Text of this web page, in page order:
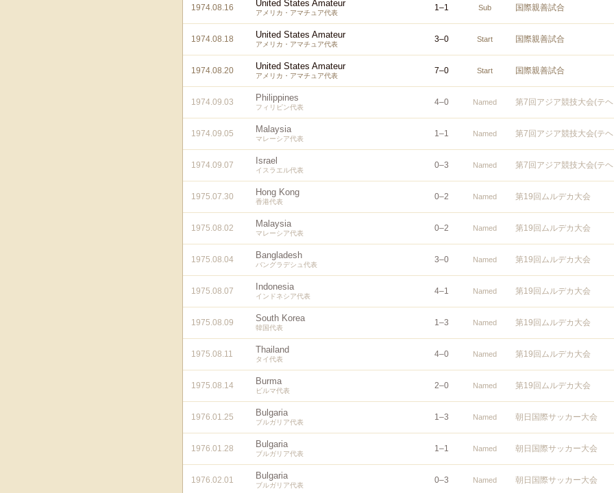
1974.08.16 United States Amateur
アメリカ・アマチュア代表
1–1 Sub 国際親善試合
1974.08.18 United States Amateur
アメリカ・アマチュア代表
3–0 Start 国際親善試合
1974.08.20 United States Amateur
アメリカ・アマチュア代表
7–0 Start 国際親善試合
1974.09.03 Philippines
フィリピン代表
4–0 Named 第7回アジア競技大会(テ
1974.09.05 Malaysia
マレーシア代表
1–1 Named 第7回アジア競技大会(テ
1974.09.07 Israel
イスラエル代表
0–3 Named 第7回アジア競技大会(テ
1975.07.30 Hong Kong
香港代表
0–2 Named 第19回ムルデカ大会
1975.08.02 Malaysia
マレーシア代表
0–2 Named 第19回ムルデカ大会
1975.08.04 Bangladesh
バングラデシュ代表
3–0 Named 第19回ムルデカ大会
1975.08.07 Indonesia
インドネシア代表
4–1 Named 第19回ムルデカ大会
1975.08.09 South Korea
韓国代表
1–3 Named 第19回ムルデカ大会
1975.08.11 Thailand
タイ代表
4–0 Named 第19回ムルデカ大会
1975.08.14 Burma
ビルマ代表
2–0 Named 第19回ムルデカ大会
1976.01.25 Bulgaria
ブルガリア代表
1–3 Named 朝日国際サッカー大会
1976.01.28 Bulgaria
ブルガリア代表
1–1 Named 朝日国際サッカー大会
1976.02.01 Bulgaria
ブルガリア代表
0–3 Named 朝日国際サッカー大会